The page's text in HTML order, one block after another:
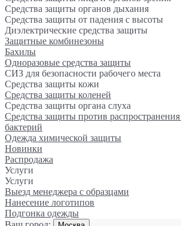
Средства защиты органов дыхания
Средства защиты от падения с высоты
Диэлектрические средства защиты
Защитные комбинезоны
Бахилы
Одноразовые средства защиты
СИЗ для безопасности рабочего места
Средства защиты кожи
Средства защиты коленей
Средства защиты органа слуха
Средства защиты против
бактерий
Одежда химической защиты
Новинки
Распродажа
Услуги
Услуги
Выезд менеджера с образцами
Нанесение логотипов
Подгонка одежды